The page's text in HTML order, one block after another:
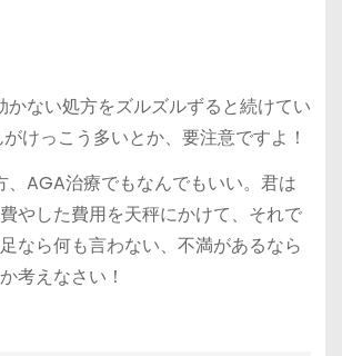
かない処方をズルズルずると続けてい
けっこう多いとか、要注意ですよ！
、AGA治療でもなんでもいい。君は
やした費用を天秤にかけて、それで
なら何も言わない、不満があるなら
考えなさい！